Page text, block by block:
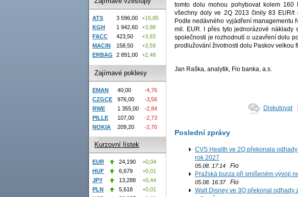
tomto dolu mohou pohybovat kolem
všechny doly ve 2Q 2013 činily 83 EUR/t
Podle nedávného vyjádření managementu
mil. EUR. I přes tyto jednorázové náklady
společnosti je rozhodnutí o uzavření dolu
prodlužování životnosti dolu Paskov velkou
Jan Raška, analytik, Fio banka, a.s.
Diskutovat
Poslední zprávy
CVS Health ve 2Q překonala
rok 2027
05.08. 17:14 Fio
Pražská burza při smíšeném vývoji
05.08. 16:37Fio
Walt Disney ve 3Q překonal odhady
ATS 3 596,00
+15,85
KGH
1 942,60
+3,98
FACC
423,50
+3,93
MACIN
158,50
+3,59
ERBAG
2 891,00 +2,48
Zajímavé poklesy
EMAN 40,00
-4,76
CZGCE
976,00
-3,56
RWE
1 355,00
-2,84
PILLE
107,00
-2,73
NOKIA
209,20 -2,70
Kurzovní lístek
EUR 24,190
+0,04
HUF
6,679
+0,01
JPY
13,288
+0,44
PLN
5,618
+0,01